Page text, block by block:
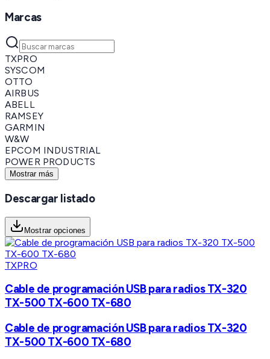
Marcas
TXPRO
SYSCOM
OTTO
AIRBUS
ABELL
RAMSEY
GARMIN
W&W
EPCOM INDUSTRIAL
POWER PRODUCTS
Mostrar más
Descargar listado
Mostrar opciones
TXPRO
Cable de programación USB para radios TX-320
TX-500 TX-600 TX-680
Cable de programación USB para radios TX-320
TX-500 TX-600 TX-680